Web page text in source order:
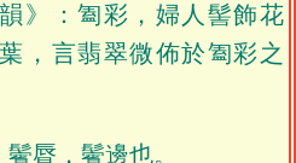
韻》：㔩彩，婦人髻飾花
，言翡翠微佈於㔩彩之
脣，鬢邊也。